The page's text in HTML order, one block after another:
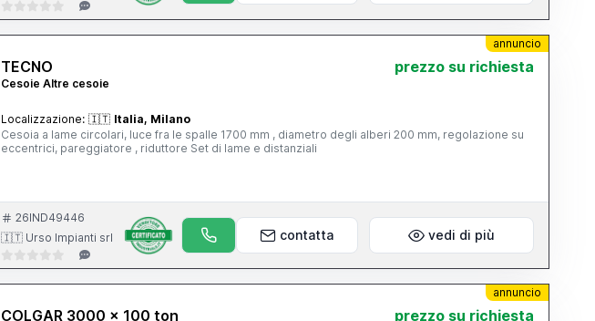
annuncio
TECNO
Cesoie Altre cesoie
prezzo su richiesta
Localizzazione: 🇮🇹 Italia, Milano
Cesoia a lame circolari, luce fra le spalle 1700 mm , diametro degli alberi 200 mm, regolazione su
eccentrici, pareggiatore , riduttore Set di lame e distanziali
26IND49446
🇮🇹 Urso Impianti srl
contatta vedi di più
annuncio
COLGAR 3000 x 100 ton prezzo su richiesta